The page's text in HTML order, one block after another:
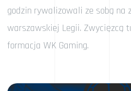
godzin rywalizowali ze sobą na
warszawskiej Legii. Zwycięzcą
formacja WK Gaming.